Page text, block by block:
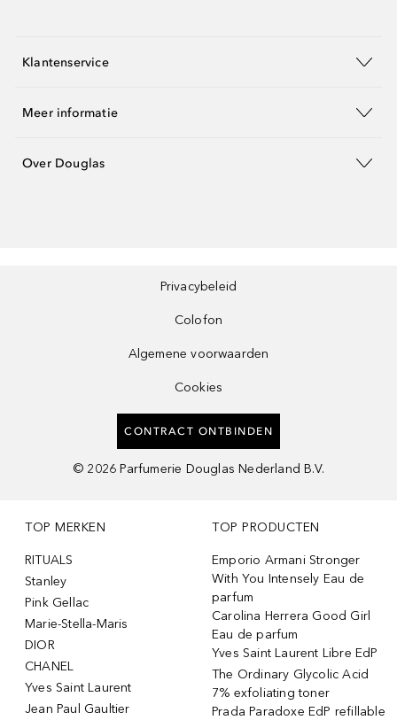
Klantenservice
Meer informatie
Over Douglas
Privacybeleid
Colofon
Algemene voorwaarden
Cookies
CONTRACT ONTBINDEN
© 2026 Parfumerie Douglas Nederland B.V.
TOP MERKEN
RITUALS
Stanley
Pink Gellac
Marie-Stella-Maris
DIOR
CHANEL
Yves Saint Laurent
Jean Paul Gaultier
TOP PRODUCTEN
Emporio Armani Stronger
With You Intensely Eau de
parfum
Carolina Herrera Good Girl
Eau de parfum
Yves Saint Laurent Libre EdP
The Ordinary Glycolic Acid
7% exfoliating toner
Prada Paradoxe EdP refillable